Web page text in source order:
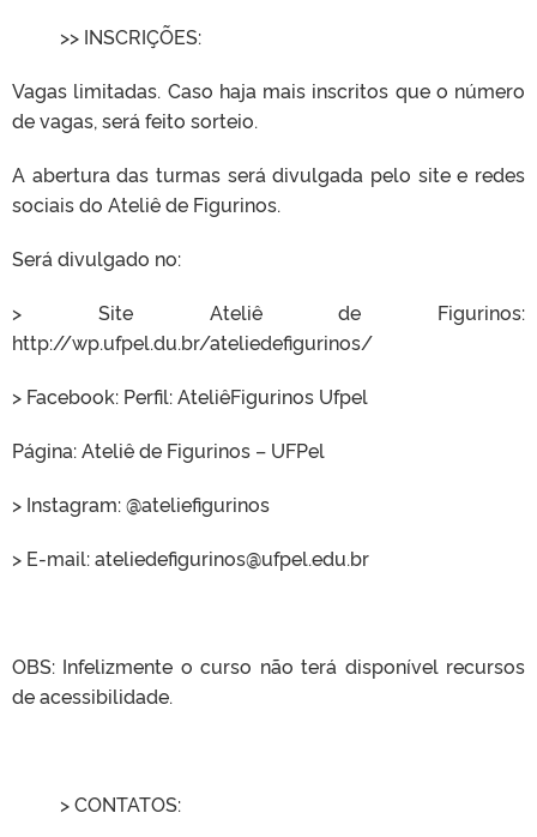
>> INSCRIÇÕES:
Vagas limitadas. Caso haja mais inscritos que o número
de vagas, será feito sorteio.
A abertura das turmas será divulgada pelo site e redes
sociais do Ateliê de Figurinos.
Será divulgado no:
> Site Ateliê de Figurinos:
http://wp.ufpel.du.br/ateliedefigurinos/
> Facebook: Perfil: AteliêFigurinos Ufpel
Página: Ateliê de Figurinos – UFPel
> Instagram: @ateliefigurinos
> E-mail: ateliedefigurinos@ufpel.edu.br
OBS: Infelizmente o curso não terá disponível recursos
de acessibilidade.
> CONTATOS: